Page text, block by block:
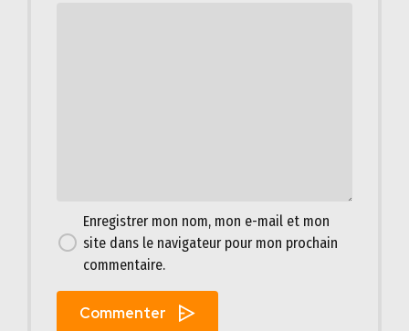
Enregistrer mon nom, mon e-mail et mon
site dans le navigateur pour mon prochain
commentaire.
Commenter